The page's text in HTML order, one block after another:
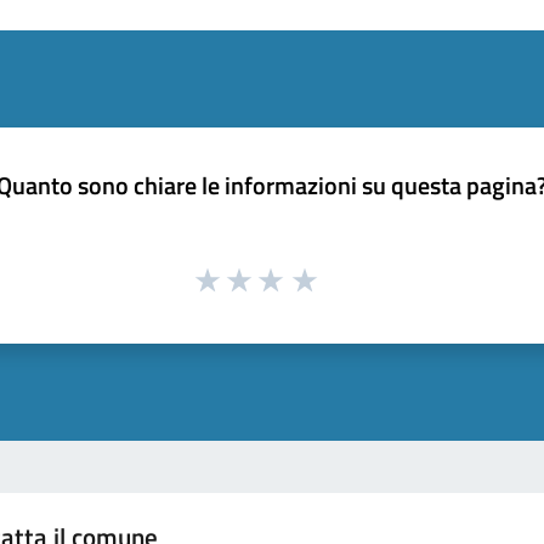
sono chiare le informazioni su questa
il comune